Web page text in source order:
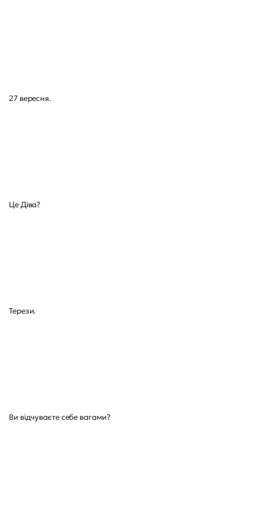
27 вересня.
Це Діва?
Терези.
Ви відчуваєте себе вагами?